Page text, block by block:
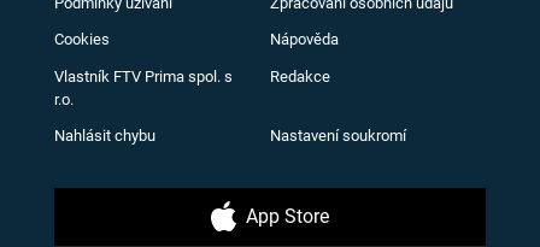
Cookies Nápověda
Vlastník FTV Prima spol. s
r.o.
Redakce
Nahlásit chybu Nastavení soukromí
App Store